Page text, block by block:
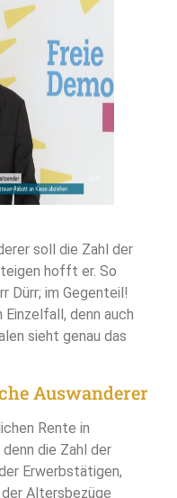
soll die Zahl der
hofft er. So
Dürr; im Gegenteil!
Einzelfall, denn auch
sieht genau das
Auswanderer
Rente in
die Zahl der
Erwerbstätigen,
Altersbezüge